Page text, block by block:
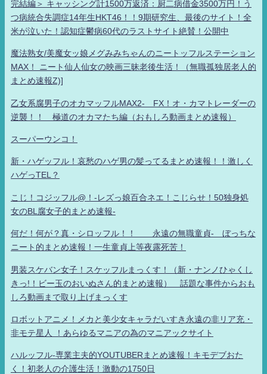
完結編＞ キャッシング計1500万返済：厨二病借金3500万円！う
つ病統合失調症14年生HKT46！！9期研究生、最後のサイト！全
米が泣いた！認知症鬱病60代のラストサイト絶賛！公開中
魔法熟女/美魔女ッ娘メグみみちゃんのニートッフルステーション
MAX！ ニート仙人仙女の映画三昧老後生活！（無職孤独居老人的
まとめ速報Z)]
乙女系腐男子のオカマッフルMAX2- FX！オ・カマトレーダーの
逆襲！！ 極道のオカマたち編（おもしろ動画まとめ速報）
スーパーウンコ！
新・ハゲッフル！哀愁のハゲ男の髪ってるまとめ速報！！激しく
ハゲっTEL？
こじ！コジッフル@！-レズっ娘百合ネエ！こじらせ！50独身処
女のBL腐女子的まとめ速報-
何だ！何が？真・シロッフル！！ 永遠の無職童貞- ぼっちな
ニート的まとめ速報！一生童貞上等夜露死苦！
男装スケバン女子！スケッフルまっくす！（新・ナンノひゃくし
きっ!！ビー玉のおいぬさん的まとめ速報） 話題な事件からおも
しろ動画まで取り上げまっくす
ロボットアニメ！メカと美少女キャラだいすき永遠の非リア充・
非モテ星人 ！あらゆるマニアの為のマニアックサイト
ハルッフル-専業主夫的YOUTUBERまとめ速報！キモデブおた
く！初老人の介護生活！激動の1750日